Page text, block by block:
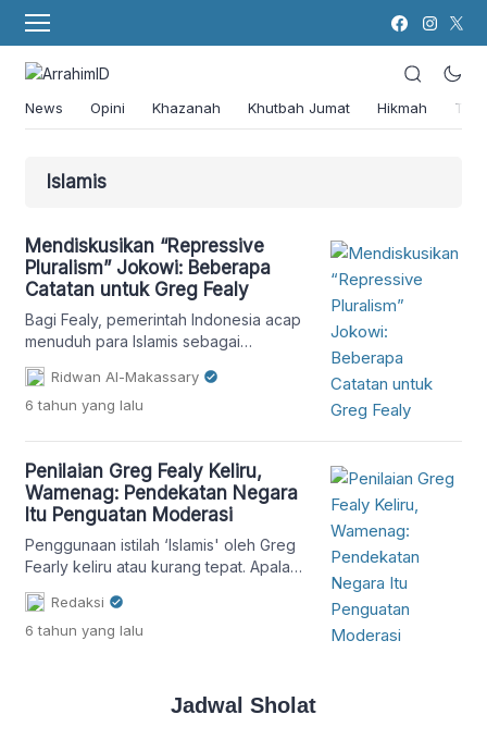
News Opini Khazanah Khutbah Jumat Hikmah
Islamis
Mendiskusikan “Repressive
Pluralism” Jokowi: Beberapa
Catatan untuk Greg Fealy
Bagi Fealy, pemerintah Indonesia acap
menuduh para Islamis sebagai
ekstremis, tidak saja teroris dan barisan
pendukung negara Islam, melainkan
juga anggota dan simpatisan dari partai
Ridwan Al-Makassary
6 tahun yang lalu
Penilaian Greg Fealy Keliru,
Wamenag: Pendekatan Negara
Itu Penguatan Moderasi
Penggunaan istilah ‘Islamis' oleh Greg
Fearly keliru atau kurang tepat. Apalagi
mencontohkannya dengan celana
cingkrang dan cadar.."
Redaksi
6 tahun yang lalu
Jadwal Sholat